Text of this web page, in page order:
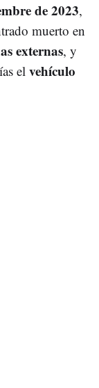
de 2023,
muerto en
externas, y
el vehículo